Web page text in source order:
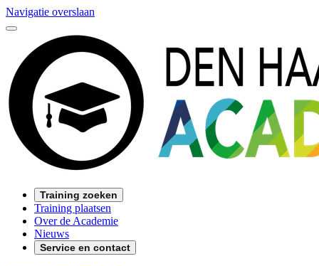
Navigatie overslaan
Training zoeken
Training plaatsen
Over de Academie
Nieuws
Service en contact